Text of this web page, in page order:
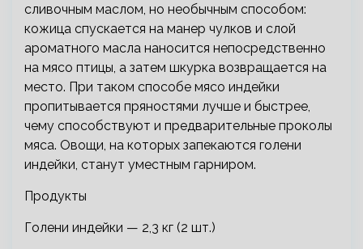
сливочным маслом, но необычным способом:
кожица спускается на манер чулков и слой
ароматного масла наносится непосредственно
на мясо птицы, а затем шкурка возвращается на
место. При таком способе мясо индейки
пропитывается пряностями лучше и быстрее,
чему способствуют и предварительные проколы
мяса. Овощи, на которых запекаются голени
индейки, станут уместным гарниром.
Продукты
Голени индейки — 2,3 кг (2 шт.)